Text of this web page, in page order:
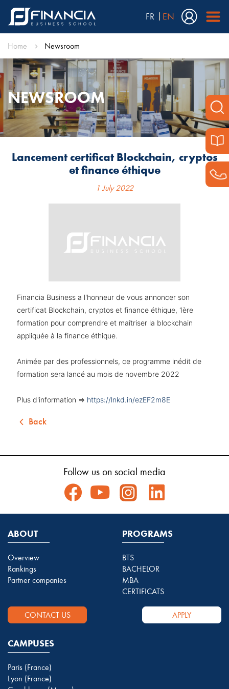
FR EN
Home Newsroom
NEWSROOM
Lancement certificat Blockchain, cryptos
et finance éthique
1 July 2022
Financia Business a l'honneur de vous annoncer son
certificat Blockchain, cryptos et finance éthique, 1ère
formation pour comprendre et maîtriser la blockchain
appliquée à la finance éthique.
Animée par des professionnels, ce programme inédit de
formation sera lancé au mois de novembre 2022
Plus d'information => https://lnkd.in/ezEF2m8E
Back
Follow us on social media
ABOUT
Overview
Rankings
Partner companies
PROGRAMS
BTS
BACHELOR
MBA
CERTIFICATS
CONTACT US APPLY
CAMPUSES
Paris (France)
Lyon (France)